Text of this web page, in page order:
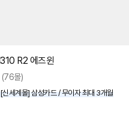
R2 에즈윈
(76몰)
세계몰] 삼성카드 / 무이자 최대 3개월